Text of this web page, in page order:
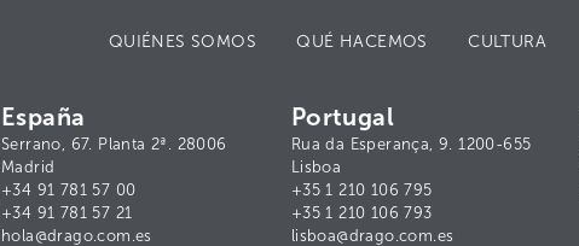
QUIÉNES SOMOS QUÉ HACEMOS CULTURA
España
Serrano, 67. Planta 2ª. 28006
Madrid
+34 91 781 57 00
+34 91 781 57 21
hola@drago.com.es
Portugal
Rua da Esperança, 9. 1200-655
Lisboa
+35 1 210 106 795
+35 1 210 106 793
lisboa@drago.com.es